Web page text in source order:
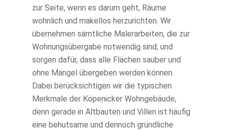
zur Seite, wenn es darum geht, Räume
wohnlich und makellos herzurichten. Wir
übernehmen sämtliche Malerarbeiten, die zur
Wohnungsübergabe notwendig sind, und
sorgen dafür, dass alle Flächen sauber und
ohne Mängel übergeben werden können.
Dabei berücksichtigen wir die typischen
Merkmale der Köpenicker Wohngebäude,
denn gerade in Altbauten und Villen ist häufig
eine behutsame und dennoch gründliche